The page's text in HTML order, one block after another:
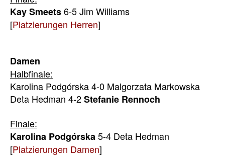
Kay Smeets6-5 Jim Williams
[Platzierungen Herren]
Damen
Halbfinale:
Karolina Podgórska 4-0 Malgorzata Markowska
Deta Hedman 4-2Stefanie Rennoch
Finale:
Karolina Podgórska5-4 Deta Hedman
[Platzierungen Damen]